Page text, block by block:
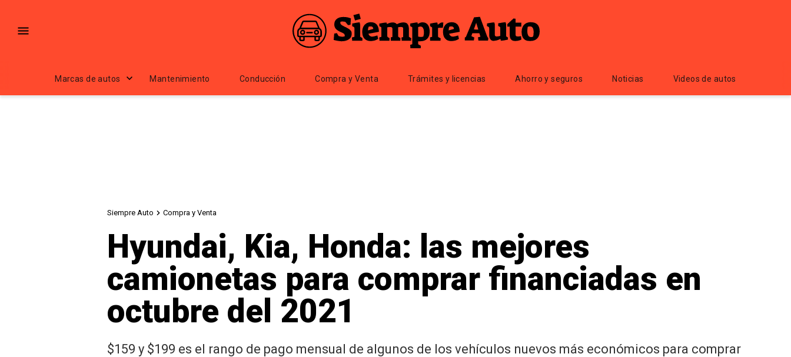
Marcas de autos Mantenimiento Conducción Compra y Venta Trámites y licencias Ahorro y seguros Noticias Videos de autos
Siempre Auto Compra y Venta
Hyundai, Kia, Honda: las mejores
camionetas para comprar financiadas en
octubre del 2021
$159 y $199 es el rango de pago mensual de algunos de los vehículos nuevos más económicos para comprar